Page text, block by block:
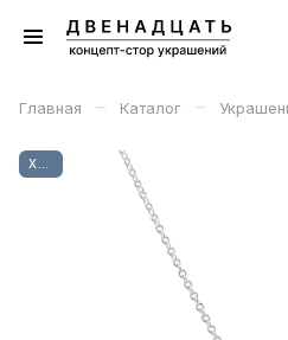
Главная – Каталог –